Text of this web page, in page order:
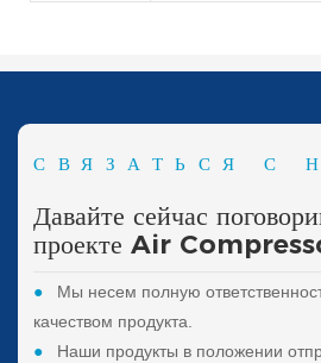
СВЯЗАТЬСЯ С
Давайте сейчас
проекте Air
●
Мы несем полную
качеством продукта.
●
Наши продукты в положении